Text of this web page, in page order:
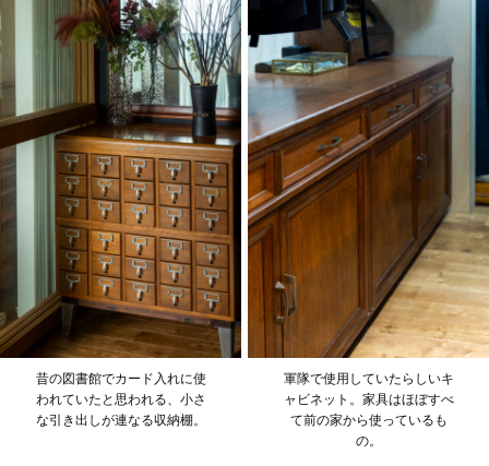
昔の図書館でカード入れに使
われていたと思われる、小さ
な引き出しが連なる収納棚。
軍隊で使用していたらしいキ
ャビネット。家具はほぼすべ
て前の家から使っているも
の。